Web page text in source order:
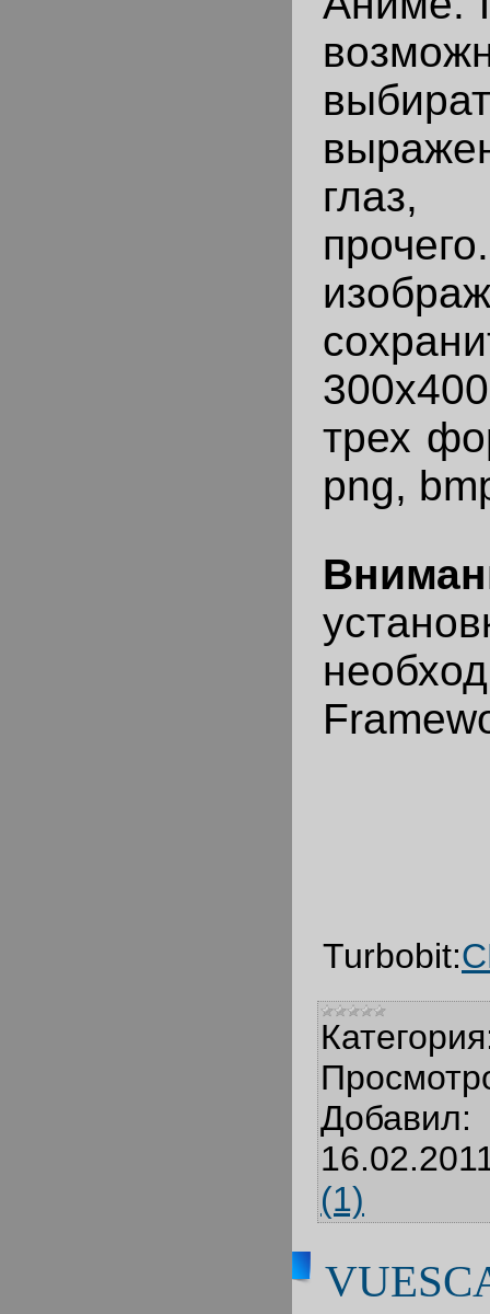
глаз,
трех
png,
Turbobit:
Добавил:
(1)